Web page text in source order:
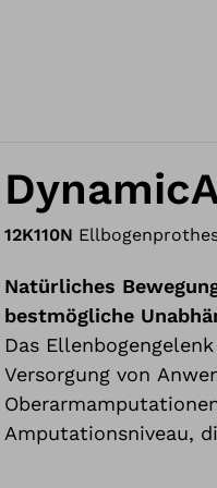
12K110N
Natürliches
bestmögliche
Das
Versorgung von
Amputationsniveau,